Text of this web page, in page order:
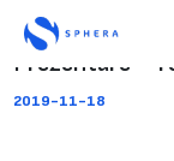
Prezentare –
2019-11-18